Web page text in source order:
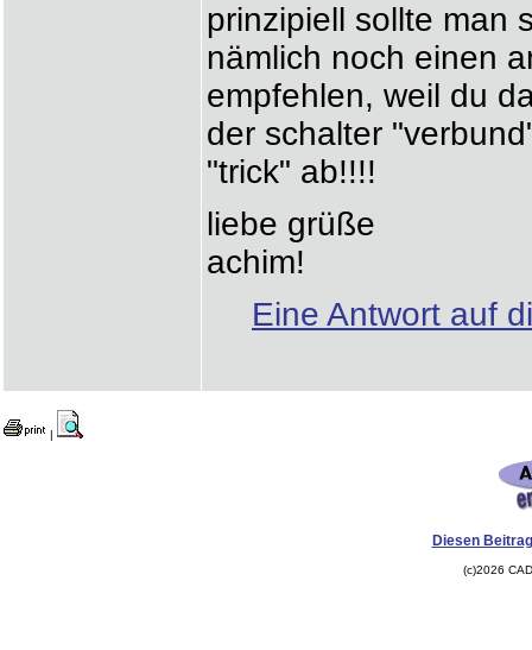
prinzipiell sollte man
nämlich noch einen
empfehlen, weil du
der schalter
"trick" ab!!!!
liebe grüße
achim!
Eine Antwort auf
|
Diesen
(c)2026